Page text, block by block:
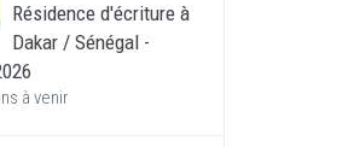
Résidence d'écriture à
Dakar / Sénégal -
à venir